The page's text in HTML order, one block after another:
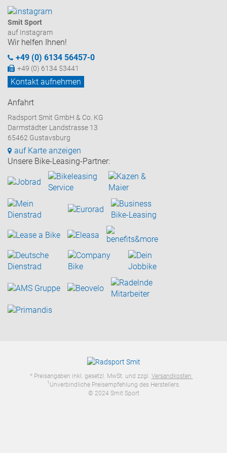
Smit Sport
auf Instagram
Wir helfen Ihnen!
+49 (0) 6134 56457-0
+49 (0) 6134 53441
Kontakt aufnehmen
Anfahrt
Radsport Smit GmbH & Co. KG
Darmstädter Landstrasse 13
65462 Gustavsburg
auf Karte anzeigen
Unsere Bike-Leasing-Partner:
* Preisangaben inkl. gesetzl. MwSt. und zzgl. Versandkosten .
1 Unverbindliche Preisempfehlung des Herstellers.
© 2024 Smit Sport